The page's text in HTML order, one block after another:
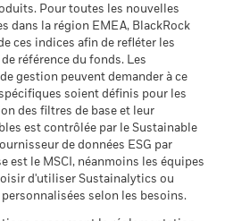
.
145
65,23
42,55%
secteurs d'activité, telle qu'elle
le charbon thermique et les
et déclarée pour les
5 % de leurs revenus du
bitumineux, tel que défini
aux entreprises qui
du charbon thermique ou des
Pour toutes les nouvelles
dans la région EMEA, BlackRock
ces indices afin de refléter les
référence du fonds. Les
gestion peuvent demander à ce
soient définis pour les
des filtres de base et leur
est contrôlée par le Sustainable
de données ESG par
est le MSCI, néanmoins les équipes
d'utiliser Sustainalytics ou
selon les besoins.